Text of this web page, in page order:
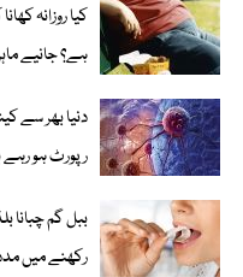
کیا روزانہ
ہے؟ جانیے
رپورٹ ہو
ببل گم چبانا
رکھنے میں